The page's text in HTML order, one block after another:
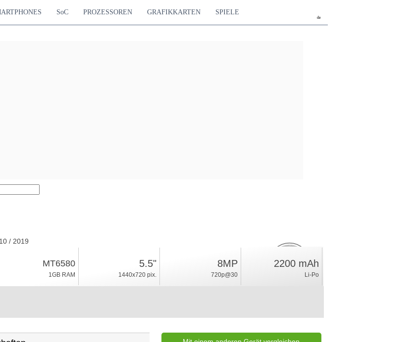
de
SoC PROZESSOREN GRAFIKKARTEN SPIELE
10 / 2019
Android 8.1, Go
1.3%
MT6580
1GB RAM
5.5"
1440x720 pix.
8MP
720p@30
2200 mAh
Li-Po